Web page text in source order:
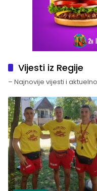
Vijesti iz Regije
– Najnovije vijesti i